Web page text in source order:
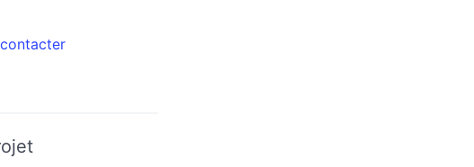
contacter